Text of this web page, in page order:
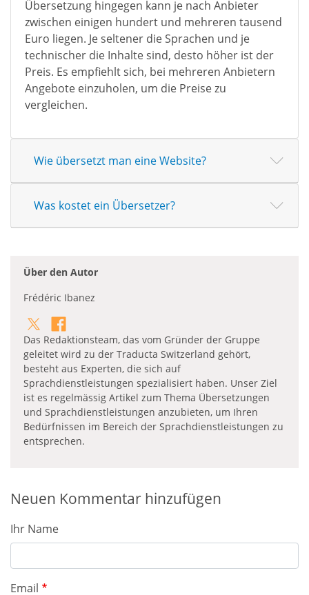
Übersetzung hingegen kann je nach Anbieter
zwischen einigen hundert und mehreren tausend
Euro liegen. Je seltener die Sprachen und je
technischer die Inhalte sind, desto höher ist der
Preis. Es empfiehlt sich, bei mehreren Anbietern
Angebote einzuholen, um die Preise zu
vergleichen.
Wie übersetzt man eine Website?
Was kostet ein Übersetzer?
Über den Autor
Frédéric Ibanez
Das Redaktionsteam, das vom Gründer der Gruppe
geleitet wird zu der Traducta Switzerland gehört,
besteht aus Experten, die sich auf
Sprachdienstleistungen spezialisiert haben. Unser Ziel
ist es regelmässig Artikel zum Thema Übersetzungen
und Sprachdienstleistungen anzubieten, um Ihren
Bedürfnissen im Bereich der Sprachdienstleistungen zu
entsprechen.
Neuen Kommentar hinzufügen
Ihr Name
Email